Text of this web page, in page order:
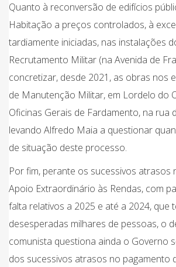
Quanto à reconversão de edifícios
Habitação a preços controlados, à
tardiamente iniciadas, nas instalações
Recrutamento Militar (na Avenida de
concretizar, desde 2021, as obras nos
de Manutenção Militar, em Lordelo do
Oficinas Gerais de Fardamento, na rua
levando Alfredo Maia a questionar
de situação deste processo.
Por fim, perante os sucessivos atrasos
Apoio Extraordinário às Rendas, com
falta relativos a 2025 e até a 2024, que
desesperadas milhares de pessoas, o
comunista questiona ainda o Governo
dos sucessivos atrasos no pagamento